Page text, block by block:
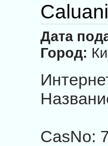
Дата
Город:
CasNo: